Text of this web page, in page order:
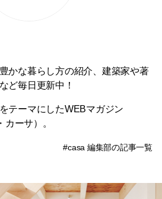
かな暮らし方の紹介、建築家や著
ど毎日更新中！
テーマにしたWEBマガジン
カーサ）。
#casa 編集部の記事一覧